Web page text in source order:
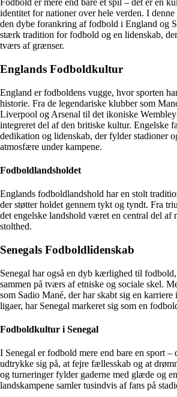
Fodbold er mere end bare et spil – det er en
identitet for nationer over hele verden. I
den dybe forankring af fodbold i England og
stærk tradition for fodbold og en lidenskab,
tværs af grænser.
Englands Fodboldkultur
England er fodboldens vugge, hvor sporten
historie. Fra de legendariske klubber som
Liverpool og Arsenal til det ikoniske
integreret del af den britiske kultur. Engelske
dedikation og lidenskab, der fylder stadioner
atmosfære under kampene.
Fodboldlandsholdet
Englands fodboldlandshold har en stolt
der støtter holdet gennem tykt og tyndt. Fra
det engelske landshold været en central del af
stolthed.
Senegals Fodboldlidenskab
Senegal har også en dyb kærlighed til
sammen på tværs af etniske og sociale skel.
som Sadio Mané, der har skabt sig en
ligaer, har Senegal markeret sig som en
Fodboldkultur i Senegal
I Senegal er fodbold mere end bare en sport –
udtrykke sig på, at fejre fællesskab og at
og turneringer fylder gaderne med glæde og
landskampene samler tusindvis af fans på